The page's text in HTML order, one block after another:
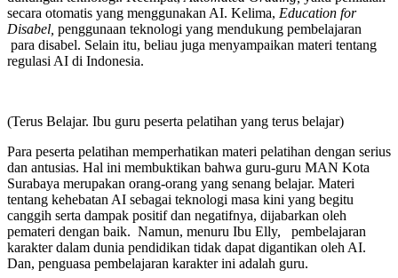
secara otomatis yang menggunakan AI. Kelima, Education for
Disabel, penggunaan teknologi yang mendukung pembelajaran
para disabel. Selain itu, beliau juga menyampaikan materi tentang
regulasi AI di Indonesia.
(Terus Belajar. Ibu guru peserta pelatihan yang terus belajar)
Para peserta pelatihan memperhatikan materi pelatihan dengan serius
dan antusias. Hal ini membuktikan bahwa guru-guru MAN Kota
Surabaya merupakan orang-orang yang senang belajar. Materi
tentang kehebatan AI sebagai teknologi masa kini yang begitu
canggih serta dampak positif dan negatifnya, dijabarkan oleh
pemateri dengan baik. Namun, menuru Ibu Elly, pembelajaran
karakter dalam dunia pendidikan tidak dapat digantikan oleh AI.
Dan, penguasa pembelajaran karakter ini adalah guru.